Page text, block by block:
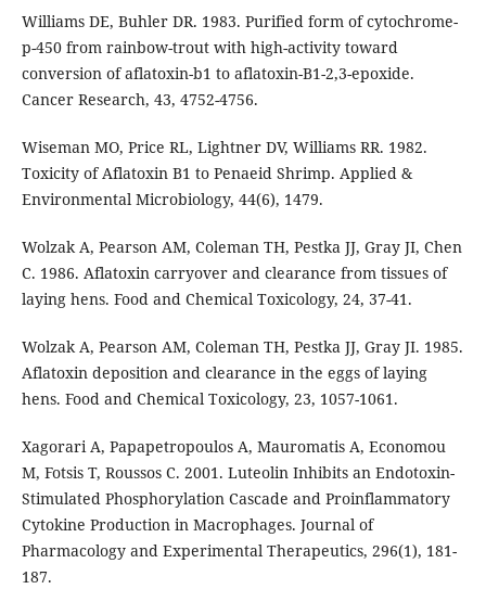
Williams DE, Buhler DR. 1983. Purified form of cytochrome-
p-450 from rainbow-trout with high-activity toward
conversion of aflatoxin-b1 to aflatoxin-B1-2,3-epoxide.
Cancer Research, 43, 4752-4756.
Wiseman MO, Price RL, Lightner DV, Williams RR. 1982.
Toxicity of Aflatoxin B1 to Penaeid Shrimp. Applied &
Environmental Microbiology, 44(6), 1479.
Wolzak A, Pearson AM, Coleman TH, Pestka JJ, Gray JI, Chen
C. 1986. Aflatoxin carryover and clearance from tissues of
laying hens. Food and Chemical Toxicology, 24, 37-41.
Wolzak A, Pearson AM, Coleman TH, Pestka JJ, Gray JI. 1985.
Aflatoxin deposition and clearance in the eggs of laying
hens. Food and Chemical Toxicology, 23, 1057-1061.
Xagorari A, Papapetropoulos A, Mauromatis A, Economou
M, Fotsis T, Roussos C. 2001. Luteolin Inhibits an Endotoxin-
Stimulated Phosphorylation Cascade and Proinflammatory
Cytokine Production in Macrophages. Journal of
Pharmacology and Experimental Therapeutics, 296(1), 181-
187.